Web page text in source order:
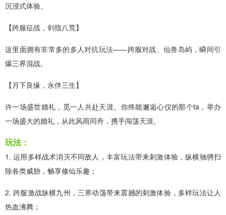
沉浸式体验。
【跨服征战，剑指八荒】
这里面拥有非常多的多人对抗玩法——跨服对战、仙兽岛屿，瞬间引
爆三界混战。
【月下良缘，永伴三生】
许一场盛世婚礼，觅一人共赴天涯。你终能邂逅心仪的那个ta，举办
一场盛大的婚礼，从此风雨同舟，携手闯荡天涯。
玩法：
1. 运用多样战术消灭不同敌人，丰富玩法带来刺激体验，纵横驰骋扫
除各类威胁，畅享修仙乐趣；
2. 跨服激战纵横九州，三界动荡带来震撼的刺激体验，多样玩法让人
热血沸腾；